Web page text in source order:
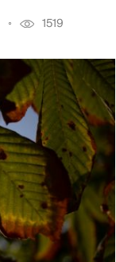
1519